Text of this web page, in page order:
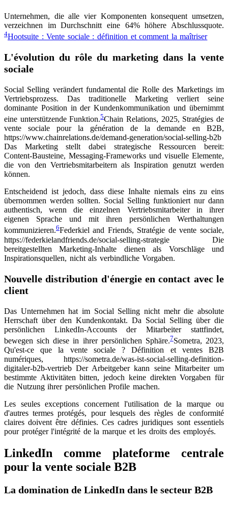
Unternehmen, die alle vier Komponenten konsequent umsetzen,
verzeichnen im Durchschnitt eine 64% höhere Abschlussquote.
4Hootsuite : Vente sociale : définition et comment la maîtriser
L'évolution du rôle du marketing dans la vente
sociale
Social Selling verändert fundamental die Rolle des Marketings im
Vertriebsprozess. Das traditionelle Marketing verliert seine
dominante Position in der Kundenkommunikation und übernimmt
eine unterstützende Funktion.5Chain Relations, 2025, Stratégies de
vente sociale pour la génération de la demande en B2B,
https://www.chainrelations.de/demand-generation/social-selling-b2b
Das Marketing stellt dabei strategische Ressourcen bereit:
Content-Bausteine, Messaging-Frameworks und visuelle Elemente,
die von den Vertriebsmitarbeitern als Inspiration genutzt werden
können.
Entscheidend ist jedoch, dass diese Inhalte niemals eins zu eins
übernommen werden sollten. Social Selling funktioniert nur dann
authentisch, wenn die einzelnen Vertriebsmitarbeiter in ihrer
eigenen Sprache und mit ihren persönlichen Werthaltungen
kommunizieren.6Federkiel and Friends, Stratégie de vente sociale,
https://federkielandfriends.de/social-selling-strategie Die
bereitgestellten Marketing-Inhalte dienen als Vorschläge und
Inspirationsquellen, nicht als verbindliche Vorgaben.
Nouvelle distribution d'énergie en contact avec le
client
Das Unternehmen hat im Social Selling nicht mehr die absolute
Herrschaft über den Kundenkontakt. Da Social Selling über die
persönlichen LinkedIn-Accounts der Mitarbeiter stattfindet,
bewegen sich diese in ihrer persönlichen Sphäre.7Sometra, 2023,
Qu'est-ce que la vente sociale ? Définition et ventes B2B
numériques, https://sometra.de/was-ist-social-selling-definition-
digitaler-b2b-vertrieb Der Arbeitgeber kann seine Mitarbeiter um
bestimmte Aktivitäten bitten, jedoch keine direkten Vorgaben für
die Nutzung ihrer persönlichen Profile machen.
Les seules exceptions concernent l'utilisation de la marque ou
d'autres termes protégés, pour lesquels des règles de conformité
claires doivent être définies. Ces cadres juridiques sont essentiels
pour protéger l'intégrité de la marque et les droits des employés.
LinkedIn comme plateforme centrale
pour la vente sociale B2B
La domination de LinkedIn dans le secteur B2B